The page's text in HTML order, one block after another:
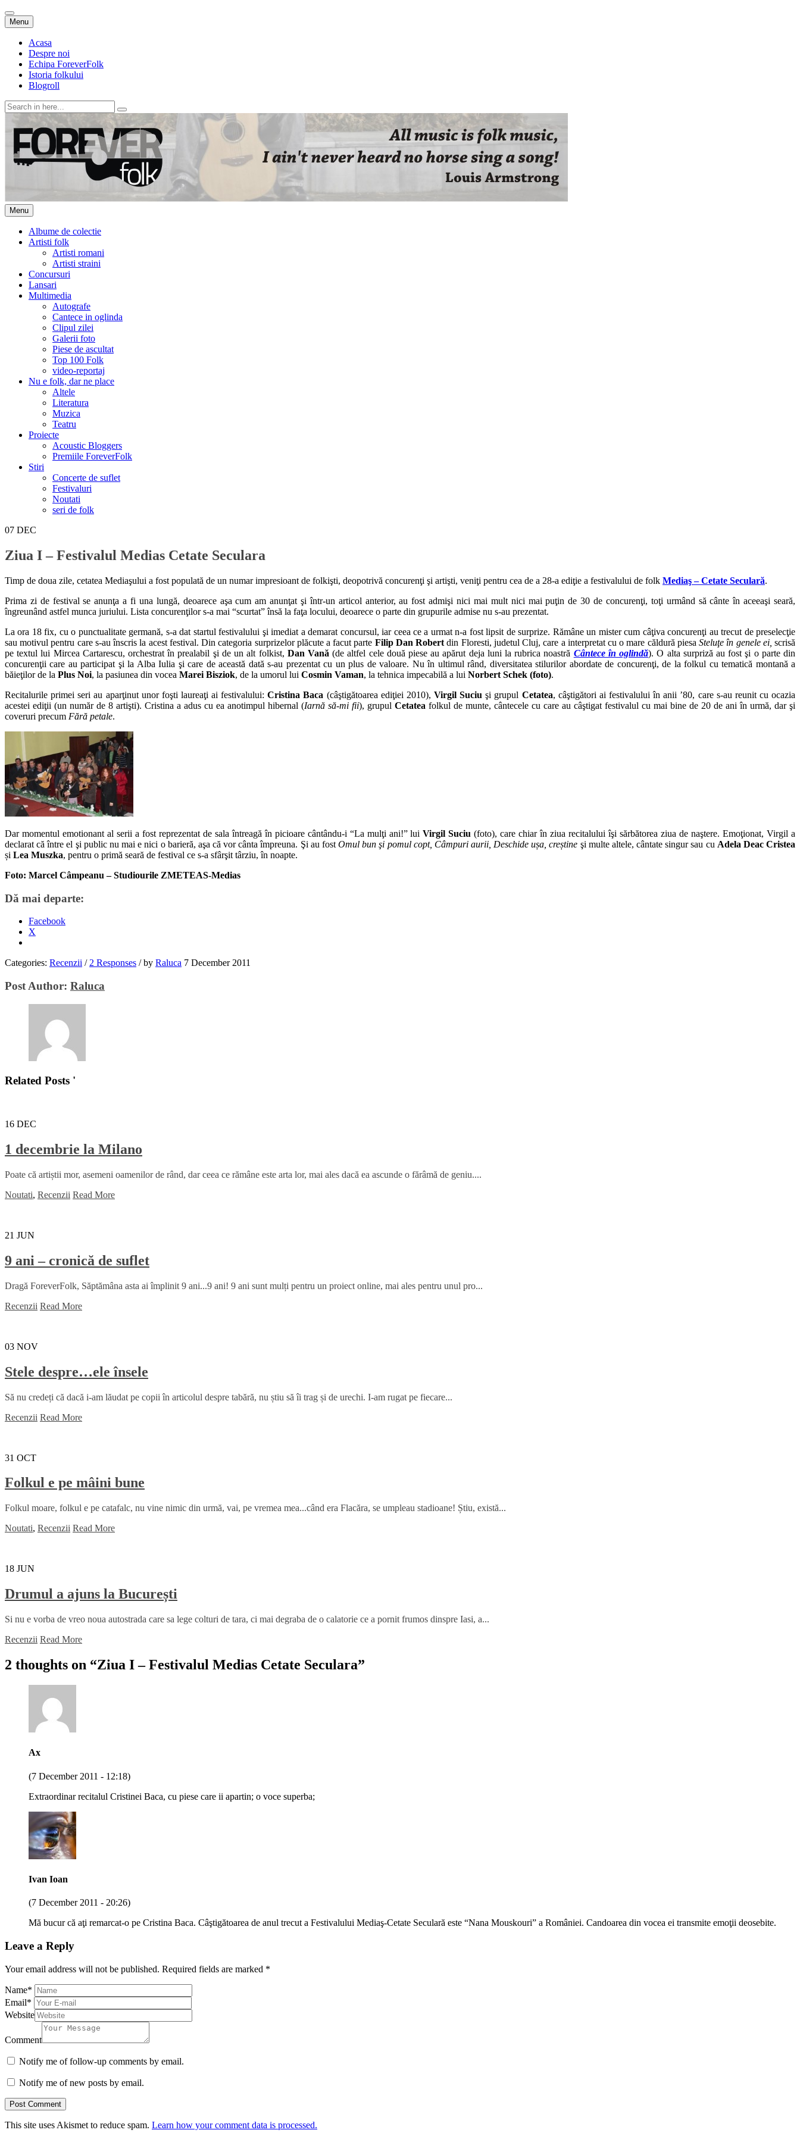
Menu Skip
to
content
Acasa
Despre noi
Echipa ForeverFolk
Istoria folkului
Blogroll
Search
for:
ForeverFolk
Muzica sufletului tau
Menu Skip
to
content
Albume de colectie
Artisti folk
Artisti romani
Artisti straini
Concursuri
Lansari
Multimedia
Autografe
Cantece in oglinda
Clipul zilei
Galerii foto
Piese de ascultat
Top 100 Folk
video-reportaj
Nu e folk, dar ne place
Altele
Literatura
Muzica
Teatru
Proiecte
Acoustic Bloggers
Premiile ForeverFolk
Stiri
Concerte de suflet
Festivaluri
Noutati
seri de folk
07 DEC
Ziua I – Festivalul Medias Cetate Seculara
Timp de doua zile, cetatea Mediaşului a fost populată de un numar impresioant de folkişti, deopotrivă concurenţi şi artişti, veniţi pentru cea de a 28-a ediţie a festivalului de folk Mediaş – Cetate Seculară.
Prima zi de festival se anunţa a fi una lungă, deoarece aşa cum am anunţat şi într-un articol anterior, au fost admişi nici mai mult nici mai puţin de 30 de concurenţi, toţi urmând să cânte în aceeaşi seară,
îngreunând astfel munca juriului. Lista concurenţilor s-a mai “scurtat” însă la faţa locului, deoarece o parte din grupurile admise nu s-au prezentat.
La ora 18 fix, cu o punctualitate germană, s-a dat startul festivalului şi imediat a demarat concursul, iar ceea ce a urmat n-a fost lipsit de surprize. Rămâne un mister cum câţiva concurenţi au trecut de preselecţie
sau motivul pentru care s-au înscris la acest festival. Din categoria surprizelor plăcute a facut parte Filip Dan Robert din Floresti, judetul Cluj, care a interpretat cu o mare căldură piesaSteluţe în genele ei,scrisă
pe textul lui Mircea Cartarescu, orchestrat în prealabil şi de un alt folkist, Dan Vană(de altfel cele două piese au apărut deja luni la rubrica noastră Cântece în oglindă). O alta surpriză au fost şi o parte din
concurenţii care au participat şi la Alba Iulia şi care de această dată s-au prezentat cu un plus de valoare. Nu în ultimul rând, diversitatea stilurilor abordate de concurenţi, de la folkul cu tematică montană a
băieţilor de la Plus Noi, la pasiunea din vocea Marei Bisziok, de la umorul lui Cosmin Vaman, la tehnica impecabilă a lui Norbert Schek (foto).
Recitalurile primei seri au aparţinut unor foşti laureaţi ai festivalului:Cristina Baca (câştigătoarea ediţiei 2010),Virgil Suciu şi grupul Cetatea, câştigători ai festivalului în anii ’80, care s-au reunit cu ocazia
acestei ediţii (un număr de 8 artişti). Cristina a adus cu ea anotimpul hibernal (Iarnă să-mi fii), grupul Cetatea folkul de munte, cântecele cu care au câştigat festivalul cu mai bine de 20 de ani în urmă, dar şi
coveruri precum Fără petale.
Dar momentul emotionant al serii a fost reprezentat de sala întreagă în picioare cântându-i “La mulţi ani!” luiVirgil Suciu(foto), care chiar în ziua recitalului îşi sărbătorea ziua de naştere. Emoţionat, Virgil a
declarat că între el şi public nu mai e nici o barieră, aşa că vor cânta împreuna. Şi au fostOmul bun şi pomul copt, Câmpuri aurii, Deschide ușa, creștine şi multe altele, cântate singur sau cu Adela Deac Cristea
și Lea Muszka, pentru o primă seară de festival ce s-a sfârşit târziu, în noapte.
Foto: Marcel Câmpeanu – Studiourile ZMETEAS-Medias
Dă mai departe:
Facebook
X
Categories: Recenzii / 2 Responses /by Raluca 7 December 2011
Post Author: Raluca
Related Posts '
16 DEC
1 decembrie la Milano
Poate că artiștii mor, asemeni oamenilor de rând, dar ceea ce rămâne este arta lor, mai ales dacă ea ascunde o fărâmă de geniu....
Noutati, Recenzii Read More
21 JUN
9 ani – cronică de suflet
Dragă ForeverFolk, Săptămâna asta ai împlinit 9 ani...9 ani! 9 ani sunt mulți pentru un proiect online, mai ales pentru unul pro...
Recenzii Read More
03 NOV
Stele despre…ele însele
Să nu credeți că dacă i-am lăudat pe copii în articolul despre tabără, nu știu să îi trag și de urechi. I-am rugat pe fiecare...
Recenzii Read More
31 OCT
Folkul e pe mâini bune
Folkul moare, folkul e pe catafalc, nu vine nimic din urmă, vai, pe vremea mea...când era Flacăra, se umpleau stadioane! Știu, există...
Noutati, Recenzii Read More
18 JUN
Drumul a ajuns la București
Si nu e vorba de vreo noua autostrada care sa lege colturi de tara, ci mai degraba de o calatorie ce a pornit frumos dinspre Iasi, a...
Recenzii Read More
2 thoughts on “Ziua I – Festivalul Medias Cetate Seculara”
Ax
(7 December 2011 - 12:18)
Extraordinar recitalul Cristinei Baca, cu piese care ii apartin; o voce superba;
Ivan Ioan
(7 December 2011 - 20:26)
Mă bucur că aţi remarcat-o pe Cristina Baca. Câştigătoarea de anul trecut a Festivalului Mediaş-Cetate Seculară este “Nana Mouskouri” a României. Candoarea din vocea ei transmite emoţii deosebite.
Leave a Reply
Your email address will not be published. Required fields are marked *
Name*
Email*
Website
Comment
Notify me of follow-up comments by email.
Notify me of new posts by email.
This site uses Akismet to reduce spam. Learn how your comment data is processed.